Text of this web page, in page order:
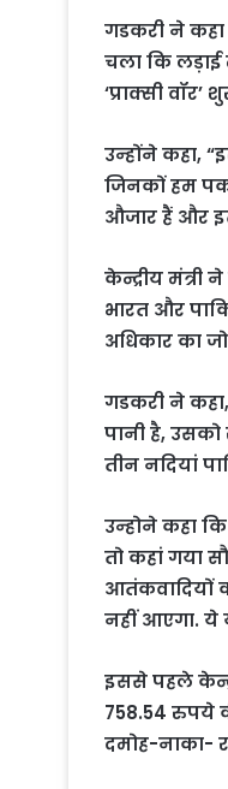
गडकरी ने कहा
चला कि
‘प्राक्सी वॉर’
उन्होंने कहा,
जिनकों हम
औजार हैं और
केन्द्रीय मंत्री
भारत और
अधिकार का जो
गडकरी ने
पानी है,
तीन नदियां
उन्होने कहा
तो कहां गया
आतंकवादियों
नहीं आएगा. ये
इससे पहले
758.54 रुपये
दमोह-नाका-